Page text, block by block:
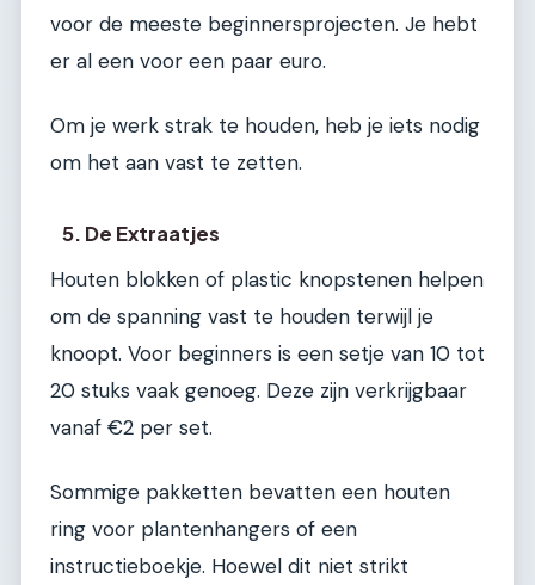
voor de meeste beginnersprojecten. Je hebt
er al een voor een paar euro.
Om je werk strak te houden, heb je iets nodig
om het aan vast te zetten.
5. De Extraatjes
Houten blokken of plastic knopstenen helpen
om de spanning vast te houden terwijl je
knoopt. Voor beginners is een setje van 10 tot
20 stuks vaak genoeg. Deze zijn verkrijgbaar
vanaf €2 per set.
Sommige pakketten bevatten een houten
ring voor plantenhangers of een
instructieboekje. Hoewel dit niet strikt